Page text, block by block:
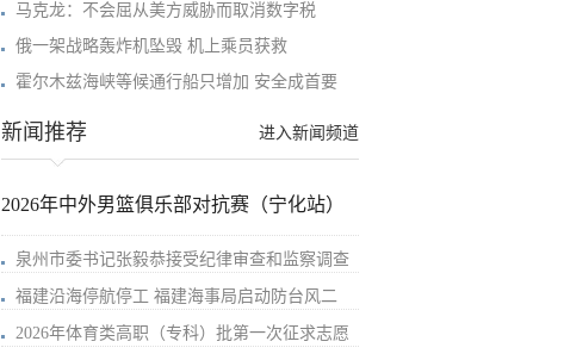
马克龙：不会屈从美方威胁而取消数字税
俄一架战略轰炸机坠毁 机上乘员获救
霍尔木兹海峡等候通行船只增加 安全成首要
进入新闻频道
新闻推荐
2026年中外男篮俱乐部对抗赛（宁化站）
泉州市委书记张毅恭接受纪律审查和监察调查
福建沿海停航停工 福建海事局启动防台风二
2026年体育类高职（专科）批第一次征求志愿